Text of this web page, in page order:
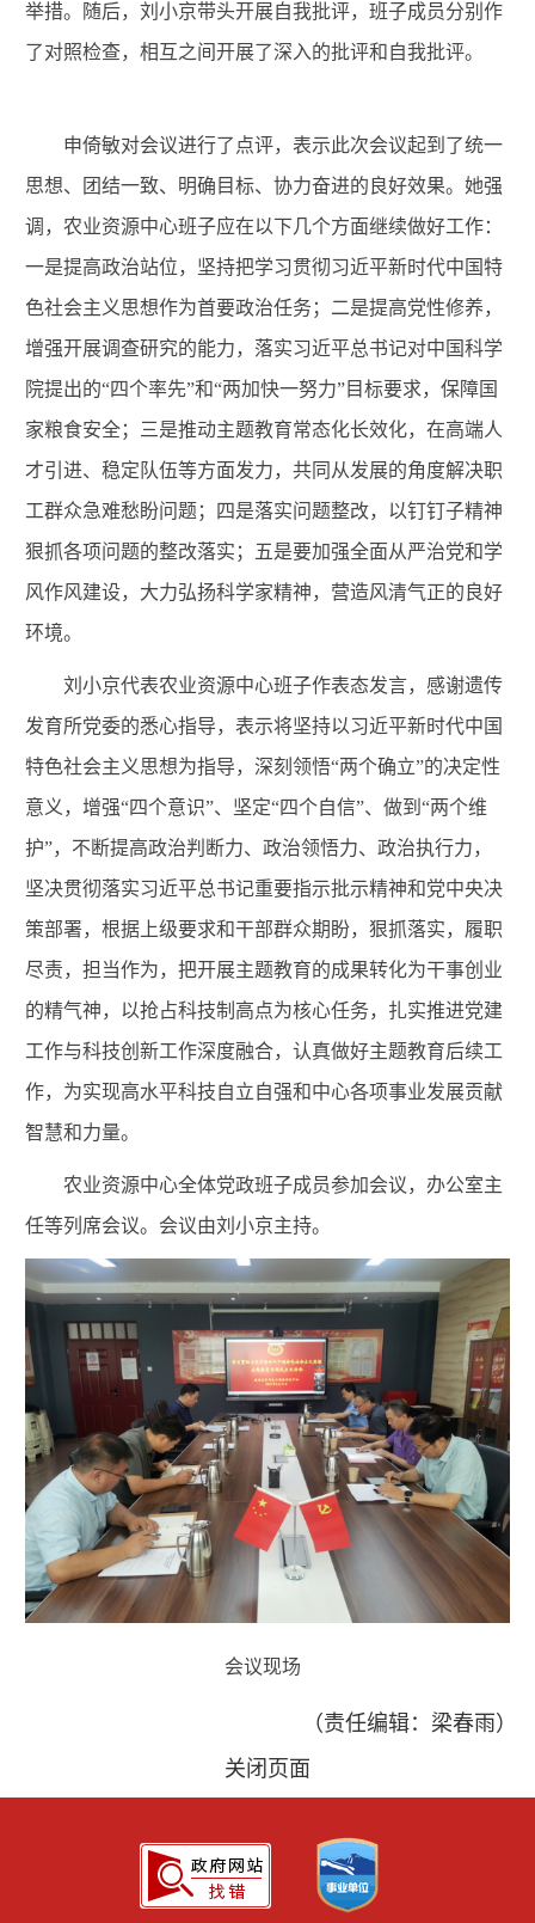
举措。随后，刘小京带头开展自我批评，班子成员分别作
了对照检查，相互之间开展了深入的批评和自我批评。
申倚敏对会议进行了点评，表示此次会议起到了统一
思想、团结一致、明确目标、协力奋进的良好效果。她强
调，农业资源中心班子应在以下几个方面继续做好工作：
一是提高政治站位，坚持把学习贯彻习近平新时代中国特
色社会主义思想作为首要政治任务；二是提高党性修养，
增强开展调查研究的能力，落实习近平总书记对中国科学
院提出的“四个率先”和“两加快一努力”目标要求，保障国
家粮食安全；三是推动主题教育常态化长效化，在高端人
才引进、稳定队伍等方面发力，共同从发展的角度解决职
工群众急难愁盼问题；四是落实问题整改，以钉钉子精神
狠抓各项问题的整改落实；五是要加强全面从严治党和学
风作风建设，大力弘扬科学家精神，营造风清气正的良好
环境。
刘小京代表农业资源中心班子作表态发言，感谢遗传
发育所党委的悉心指导，表示将坚持以习近平新时代中国
特色社会主义思想为指导，深刻领悟“两个确立”的决定性
意义，增强“四个意识”、坚定“四个自信”、做到“两个维
护”，不断提高政治判断力、政治领悟力、政治执行力，
坚决贯彻落实习近平总书记重要指示批示精神和党中央决
策部署，根据上级要求和干部群众期盼，狠抓落实，履职
尽责，担当作为，把开展主题教育的成果转化为干事创业
的精气神，以抢占科技制高点为核心任务，扎实推进党建
工作与科技创新工作深度融合，认真做好主题教育后续工
作，为实现高水平科技自立自强和中心各项事业发展贡献
智慧和力量。
农业资源中心全体党政班子成员参加会议，办公室主
任等列席会议。会议由刘小京主持。
会议现场
（责任编辑：梁春雨）
关闭页面